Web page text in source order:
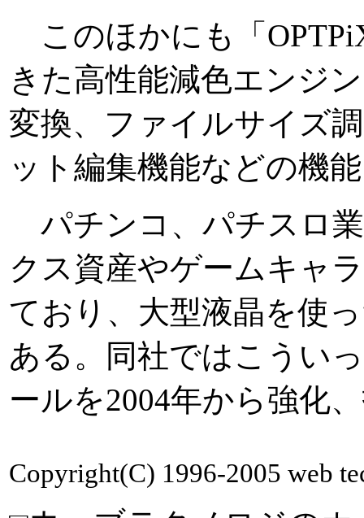
このほかにも「
きた高性能減色エンジ
変換、ファイルサイズ
ット編集機能などの機
パチンコ、パチスロ
クス資産やゲームキャ
ており、大型液晶を使
ある。同社ではこうい
ールを2004年から強化
Copyright(C) 1996-2005 web